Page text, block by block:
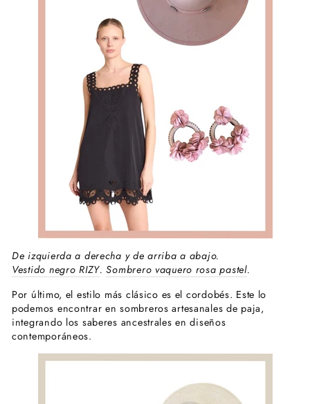
De izquierda a derecha y de arriba a abajo.
Vestido negro RIZY.Sombrero vaquero rosa pastel.
Por último, el estilo más clásico es el cordobés. Este lo
podemos encontrar en sombreros artesanales de paja,
integrando los saberes ancestrales en diseños
contemporáneos.